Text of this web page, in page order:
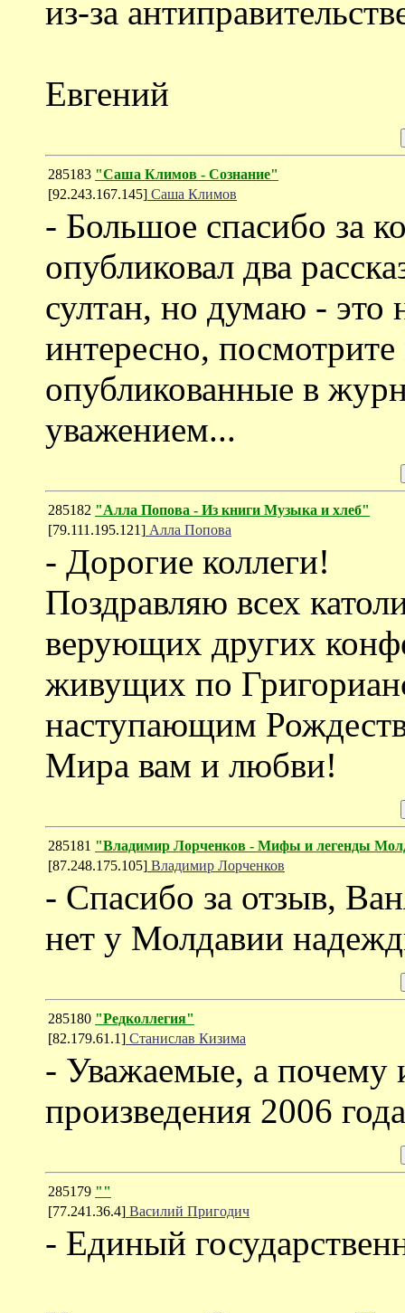
из-за
Евгений
285183 "Саша Климов - Сознание"
[92.243.167.145] Саша Климов
- Большое спасибо за
опубликовал два
султан, но думаю - это
интересно,
опубликованные в
уважением...
285182 "Алла Попова - Из книги Музыка и хлеб"
[79.111.195.121] Алла Попова
- Дорогие коллеги!
Поздравляю всех
верующих других
живущих по
наступающим
Мира вам и любви!
285181 "Владимир Лорченков - Мифы и легенды
[87.248.175.105] Владимир Лорченков
- Спасибо за отзыв,
нет у Молдавии
285180 "Редколлегия"
[82.179.61.1] Станислав Кизима
- Уважаемые, а почему
произведения 2006
285179 ""
[77.241.36.4] Василий Пригодич
- Единый